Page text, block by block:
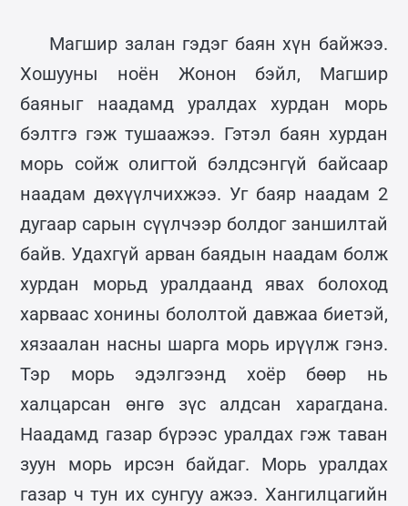
Магшир залан гэдэг баян хүн байжээ.
Хошууны ноён Жонон бэйл, Магшир
баяныг наадамд уралдах хурдан морь
бэлтгэ гэж тушаажээ. Гэтэл баян хурдан
морь сойж олигтой бэлдсэнгүй байсаар
наадам дөхүүлчихжээ. Уг баяр наадам 2
дугаар сарын сүүлчээр болдог заншилтай
байв. Удахгүй арван баядын наадам болж
хурдан морьд уралдаанд явах болоход
харваас хонины бололтой давжаа биетэй,
хязаалан насны шарга морь ирүүлж гэнэ.
Тэр морь эдэлгээнд хоёр бөөр нь
халцарсан өнгө зүс алдсан харагдана.
Наадамд газар бүрээс уралдах гэж таван
зуун морь ирсэн байдаг. Морь уралдах
газар ч тун их сунгуу ажээ. Хангилцагийн